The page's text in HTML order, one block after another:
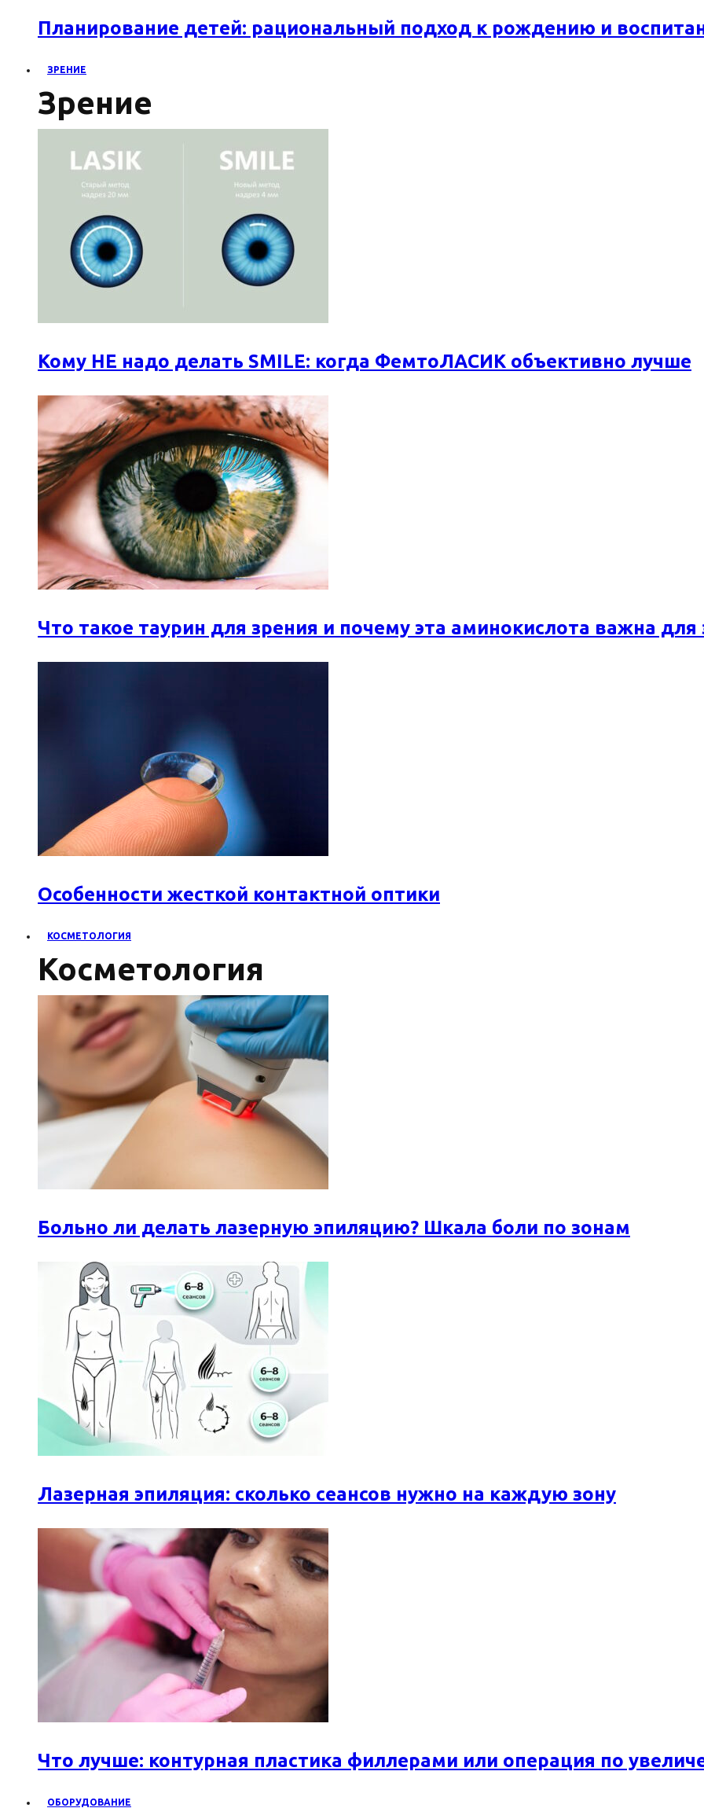
Планирование детей: рациональный подход к рождению и
ЗРЕНИЕ
Зрение
Кому НЕ надо делать SMILE: когда ФемтоЛАСИК объективно лучше
Что такое таурин для зрения и почему эта аминокислота важна для
Особенности жесткой контактной оптики
КОСМЕТОЛОГИЯ
Косметология
Больно ли делать лазерную эпиляцию? Шкала боли по зонам
Лазерная эпиляция: сколько сеансов нужно на каждую зону
Что лучше: контурная пластика филлерами или операция по
ОБОРУДОВАНИЕ